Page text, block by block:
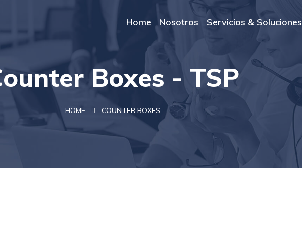
Home Nosotros Servicios & Soluciones
Boxes - TSP
HOME COUNTER BOXES